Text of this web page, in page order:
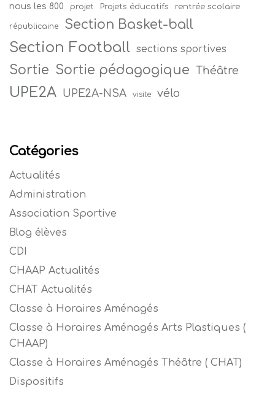
nous les 800 projet Projets éducatifs rentrée scolaire
républicaine Section Basket-ball
Section Football sections sportives
Sortie Sortie pédagogique Théâtre
UPE2A UPE2A-NSA visite vélo
Catégories
Actualités
Administration
Association Sportive
Blog élèves
CDI
CHAAP Actualités
CHAT Actualités
Classe à Horaires Aménagés
Classe à Horaires Aménagés Arts Plastiques (
CHAAP)
Classe à Horaires Aménagés Théâtre ( CHAT)
Dispositifs